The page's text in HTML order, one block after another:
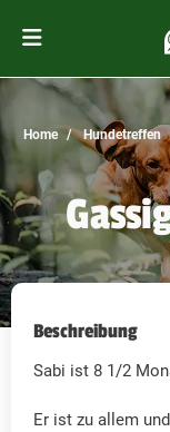
Home Hundetreffen
Beschreibung
Sabi ist 8 1/2
Er ist zu allem